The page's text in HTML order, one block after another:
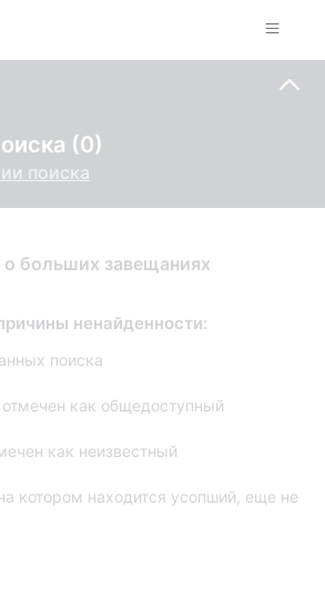
(0)
поиска
о больших завещаниях
ненайденности:
поиска
как общедоступный
как неизвестный
котором находится усопший, еще не